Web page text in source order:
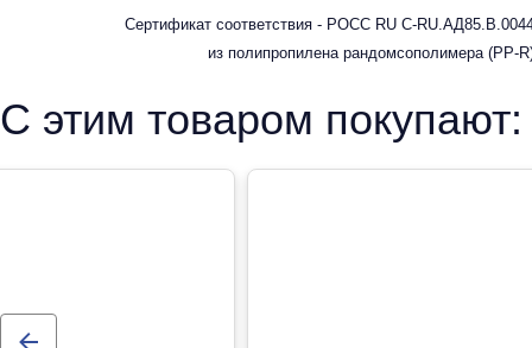
Сертификат соответствия - РОСС RU С-
из полипропилена рандомсополимера (PP-
С этим товаром покупают: